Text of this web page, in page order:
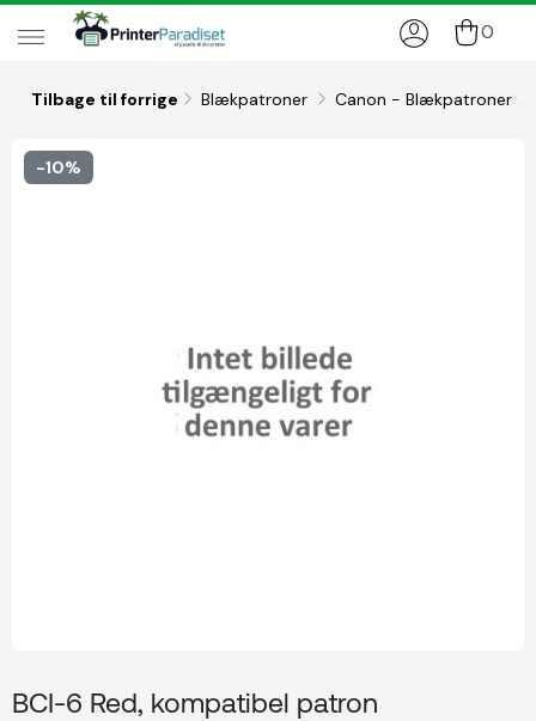
0
Tilbage til forrige Blækpatroner Canon - Blækpatroner
-10%
BCI-6 Red, kompatibel patron